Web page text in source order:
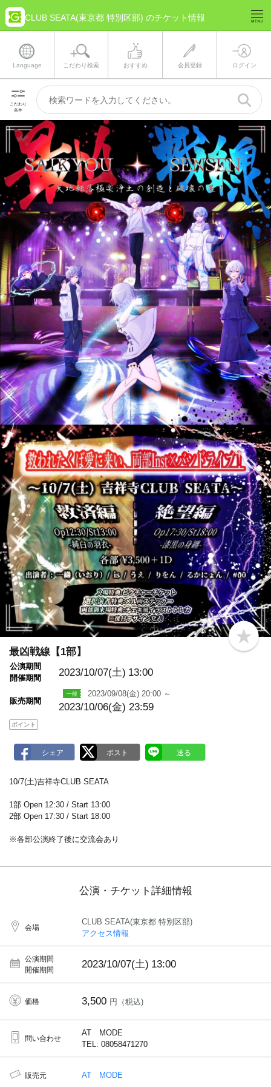
CLUB SEATA(東京都 特別区部) のチケット情報
Language こだわり検索 おすすめ 会員登録 ログイン
こだわり
条件
b
o
最凶戦線【1部】
公演期間
開催期間
2023/10/07(土) 13:00
販売期間
2023/09/08(金) 20:00 ～
2023/10/06(金) 23:59
ポイント
10/7(土)吉祥寺CLUB SEATA
1部 Open 12:30 / Start 13:00
2部 Open 17:30 / Start 18:00
※各部公演終了後に交流会あり
公演・チケット詳細情報
会場
CLUB SEATA(東京都 特別区部)
アクセス情報
公演期間
開催期間
2023/10/07(土) 13:00
価格 3,500 円（税込)
問い合わせ
AT MODE
TEL: 08058471270
販売元 AT MODE